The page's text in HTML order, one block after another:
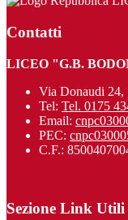
Contatti
LICEO "G.B.
Via Donaudi 24,
Tel: Tel. 0175
Email:
PEC:
C.F.:
Sezione Link Utili